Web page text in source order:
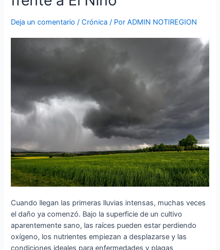
Deja un comentario /Crónica / PorADMIN NOTIREGION
Cuando llegan las primeras lluvias intensas, muchas veces
el daño ya comenzó. Bajo la superficie de un cultivo
aparentemente sano, las raíces pueden estar perdiendo
oxígeno, los nutrientes empiezan a desplazarse y las
condiciones ideales para enfermedades y plagas
lluvias:
claves
para
proteger
Niño